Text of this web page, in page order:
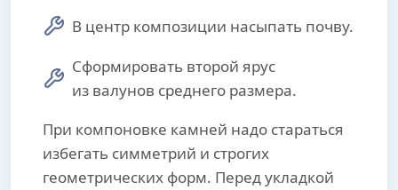
В центр композиции насыпать почву.
Сформировать второй ярус
из валунов среднего размера.
При компоновке камней надо стараться
избегать симметрий и строгих
геометрических форм. Перед укладкой